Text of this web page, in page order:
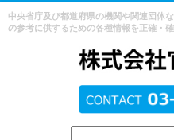
中央省庁及び都道府県の機関や関連団体
の参考に供するための各種情報を正確・